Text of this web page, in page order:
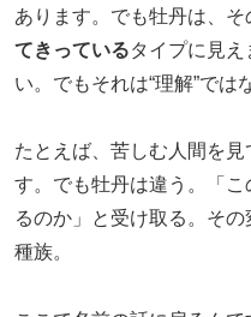
あります。でも牡丹は、そ
てきっているタイプに見
い。でもそれは“理解”では
たとえば、苦しむ人間を
す。でも牡丹は違う。「
るのか」と受け取る。そ
種族。